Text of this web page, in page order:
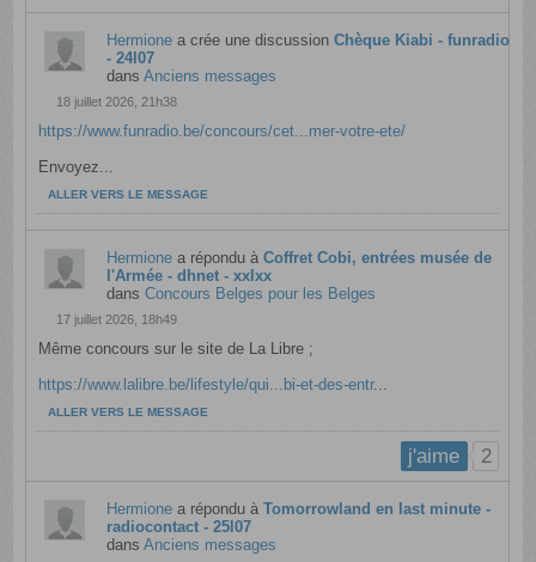
Hermione a crée une discussionChèque Kiabi - funradio
- 24l07
dansAnciens messages
18 juillet 2026, 21h38
https://www.funradio.be/concours/cet...mer-votre-ete/
Envoyez...
ALLER VERS LE MESSAGE
Hermione a répondu àCoffret Cobi, entrées musée de
l'Armée - dhnet - xxlxx
dansConcours Belges pour les Belges
17 juillet 2026, 18h49
Même concours sur le site de La Libre ;
https://www.lalibre.be/lifestyle/qui...bi-et-des-entr...
ALLER VERS LE MESSAGE
j'aime 2
Hermione a répondu àTomorrowland en last minute -
radiocontact - 25l07
dansAnciens messages